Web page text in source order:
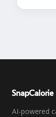
SnapCalorie
AI-powered